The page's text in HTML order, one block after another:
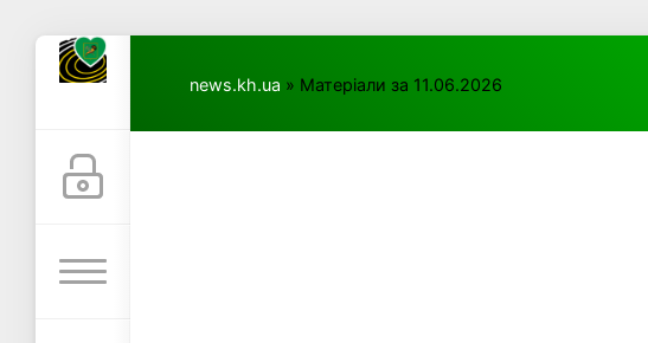
news.kh.ua » Матеріали за 11.06.2026